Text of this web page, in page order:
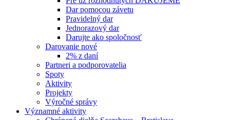
Dar pomocou závetu
Pravidelný dar
Jednorazový dar
Darujte ako spoločnosť
Darovanie nové
2% z daní
Partneri a podporovatelia
Spoty
Aktivity
Projekty
Výročné správy
Významné aktivity